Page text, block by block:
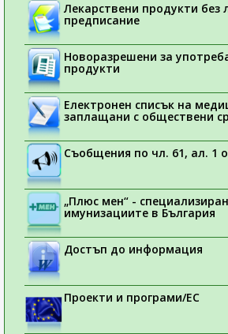
Лекарствени продукти без
предписание
Новоразрешени за
продукти
Електронен списък на
заплащани с обществени
Съобщения по чл. 61, ал. 1
„Плюс мен“ -
имунизациите в България
Достъп до информация
Проекти и програми/ЕС